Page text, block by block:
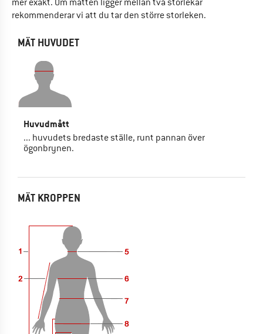
mer exakt. Om måtten ligger mellan två storlekar
rekommenderar vi att du tar den större storleken.
MÄT HUVUDET
Huvudmått
... huvudets bredaste ställe, runt pannan över
ögonbrynen.
MÄT KROPPEN